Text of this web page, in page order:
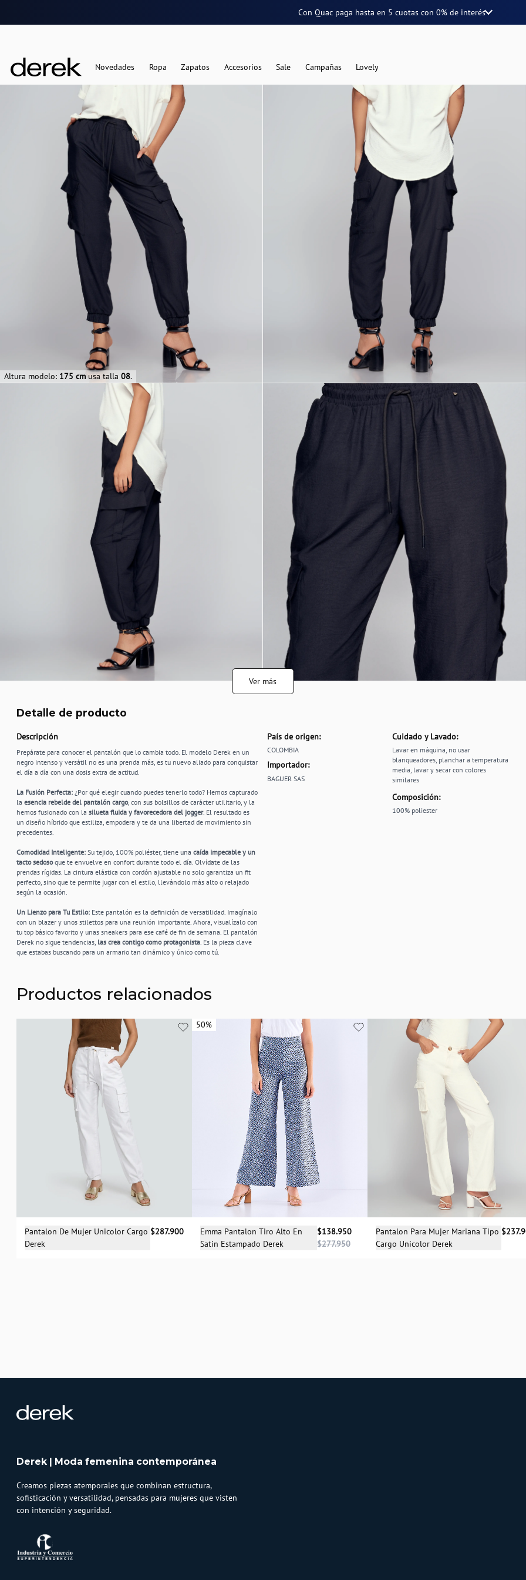
Con Quac paga hasta en 5 cuotascon 0% de interés
Novedades Ropa Zapatos Accesorios Sale Campañas Lovely
Altura modelo: 175 cm usa talla 08.
Ver más
Detalle de producto
Descripción
Prepárate para conocer el pantalón que lo cambia todo. El modelo Derek en un
negro intenso y versátil no es una prenda más, es tu nuevo aliado para conquistar
el día a día con una dosis extra de actitud.
La Fusión Perfecta: ¿Por qué elegir cuando puedes tenerlo todo? Hemos capturado
la esencia rebelde del pantalón cargo, con sus bolsillos de carácter utilitario, y la
hemos fusionado con la silueta fluida y favorecedora del jogger. El resultado es
un diseño híbrido que estiliza, empodera y te da una libertad de movimiento sin
precedentes.
Comodidad Inteligente: Su tejido, 100% poliéster, tiene una caída impecable y un
tacto sedosoque te envuelve en confort durante todo el día. Olvídate de las
prendas rígidas. La cintura elástica con cordón ajustable no solo garantiza un fit
perfecto, sino que te permite jugar con el estilo, llevándolo más alto o relajado
según la ocasión.
Un Lienzo para Tu Estilo: Este pantalón es la definición de versatilidad. Imagínalo
con un blazer y unos stilettos para una reunión importante. Ahora, visualízalo con
tu top básico favorito y unas sneakers para ese café de fin de semana. El pantalón
Derek no sigue tendencias, las crea contigo como protagonista . Es la pieza clave
que estabas buscando para un armario tan dinámico y único como tú.
País de origen:
COLOMBIA
Importador:
BAGUER SAS
Cuidado y Lavado:
Lavar en máquina, no usar
blanqueadores, planchar a temperatura
media, lavar y secar con colores
similares
Composición:
100% poliester
Productos relacionados
Selecciona una talla
Pantalon De Mujer Unicolor Cargo
Derek
$287.900
50%
50%
Selecciona una talla
S
Emma Pantalon Tiro Alto En
Satin Estampado Derek
$138.950
$277.950
Selecciona una talla
04 06 08
Pantalon Para Mujer Mariana Tipo
Cargo Unicolor Derek
Derek | Moda femenina contemporánea
Creamos piezas atemporales que combinan estructura,
sofisticación y versatilidad, pensadas para mujeres que visten
con intención y seguridad.